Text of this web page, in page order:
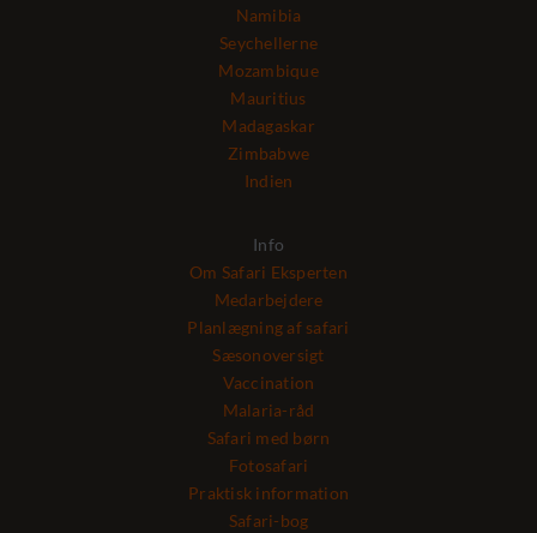
Namibia
Seychellerne
Mozambique
Mauritius
Madagaskar
Zimbabwe
Indien
Info
Om Safari Eksperten
Medarbejdere
Planlægning af safari
Sæsonoversigt
Vaccination
Malaria-råd
Safari med børn
Fotosafari
Praktisk information
Safari-bog